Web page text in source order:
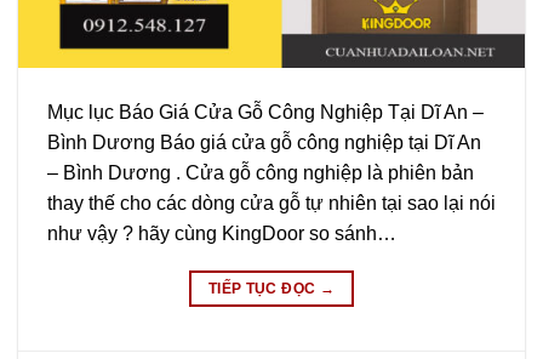
Mục lục Báo Giá Cửa Gỗ Công Nghiệp Tại Dĩ An –
Bình Dương Báo giá cửa gỗ công nghiệp tại Dĩ An
– Bình Dương . Cửa gỗ công nghiệp là phiên bản
thay thế cho các dòng cửa gỗ tự nhiên tại sao lại nói
như vậy ? hãy cùng KingDoor so sánh…
TIẾP TỤC ĐỌC →